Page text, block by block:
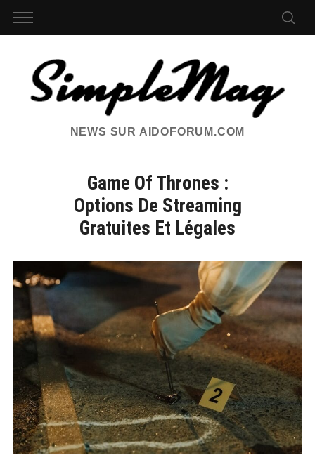
NEWS SUR AIDOFORUM.COM
Game Of Thrones :
Options De Streaming
Gratuites Et Légales